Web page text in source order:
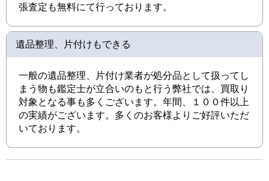
張査定も無料にて行っております。
遺品整理、片付けもできる
一般の遺品整理、片付け業者が処分品として扱ってし
まう物も鑑定士が立合いのもと行う弊社では、買取り
対象となる事も多くございます。年間、１００件以上
の実績がございます。多くのお客様よりご好評いただ
いております。